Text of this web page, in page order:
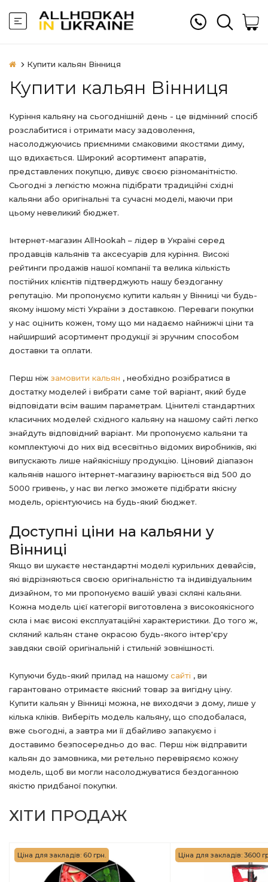
Купити кальян Вінниця
Купити кальян Вінниця
Куріння кальяну на сьогоднішній день - це відмінний спосіб
розслабитися і отримати масу задоволення,
насолоджуючись приємними смаковими якостями диму,
що вдихається. Широкий асортимент апаратів,
представлених покупцю, дивує своєю різноманітністю.
Сьогодні з легкістю можна підібрати традиційні східні
кальяни або оригінальні та сучасні моделі, маючи при
цьому невеликий бюджет.
Інтернет-магазин AllHookah – лідер в Україні серед
продавців кальянів та аксесуарів для куріння. Високі
рейтинги продажів нашої компанії та велика кількість
постійних клієнтів підтверджують нашу бездоганну
репутацію. Ми пропонуємо купити кальян у Вінниці чи будь-
якому іншому місті України з доставкою. Переваги покупки
у нас оцінить кожен, тому що ми надаємо найнижчі ціни та
найширший асортимент продукції зі зручним способом
доставки та оплати.
Перш ніж замовити кальян , необхідно розібратися в
достатку моделей і вибрати саме той варіант, який буде
відповідати всім вашим параметрам. Цінителі стандартних
класичних моделей східного кальяну на нашому сайті легко
знайдуть відповідний варіант. Ми пропонуємо кальяни та
комплектуючі до них від всесвітньо відомих виробників, які
випускають лише найякіснішу продукцію. Ціновий діапазон
кальянів нашого інтернет-магазину варіюється від 500 до
5000 гривень, у нас ви легко зможете підібрати якісну
модель, орієнтуючись на будь-який бюджет.
Доступні ціни на кальяни у
Вінниці
Якщо ви шукаєте нестандартні моделі курильних девайсів,
які відрізняються своєю оригінальністю та індивідуальним
дизайном, то ми пропонуємо вашій увазі скляні кальяни.
Кожна модель цієї категорії виготовлена з високоякісного
скла і має високі експлуатаційні характеристики. До того ж,
скляний кальян стане окрасою будь-якого інтер'єру
завдяки своїй оригінальній і стильній зовнішності.
Купуючи будь-який прилад на нашомусайті , ви
гарантовано отримаєте якісний товар за вигідну ціну.
Купити кальян у Вінниці можна, не виходячи з дому, лише у
кілька кліків. Виберіть модель кальяну, що сподобалася,
вже сьогодні, а завтра ми її дбайливо запакуємо і
доставимо безпосередньо до вас. Перш ніж відправити
кальян до замовника, ми ретельно перевіряємо кожну
модель, щоб ви могли насолоджуватися бездоганною
якістю придбаної покупки.
ХІТИ ПРОДАЖ
Ціна для закладів: 60 грн. Ціна для закладів: 3600